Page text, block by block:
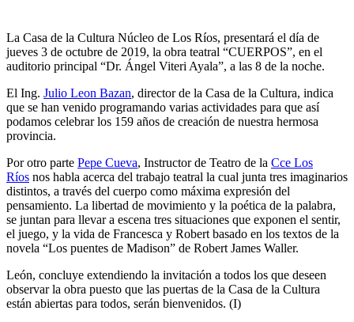
La Casa de la Cultura Núcleo de Los Ríos, presentará el día de
jueves 3 de octubre de 2019, la obra teatral “CUERPOS”, en el
auditorio principal “Dr. Ángel Viteri Ayala”, a las 8 de la noche.
El Ing. Julio Leon Bazan, director de la Casa de la Cultura, indica
que se han venido programando varias actividades para que así
podamos celebrar los 159 años de creación de nuestra hermosa
provincia.
Por otro parte Pepe Cueva, Instructor de Teatro de la Cce Los
Ríos nos habla acerca del trabajo teatral la cual junta tres imaginarios
distintos, a través del cuerpo como máxima expresión del
pensamiento. La libertad de movimiento y la poética de la palabra,
se juntan para llevar a escena tres situaciones que exponen el sentir,
el juego, y la vida de Francesca y Robert basado en los textos de la
novela “Los puentes de Madison” de Robert James Waller.
León, concluye extendiendo la invitación a todos los que deseen
observar la obra puesto que las puertas de la Casa de la Cultura
están abiertas para todos, serán bienvenidos. (I)